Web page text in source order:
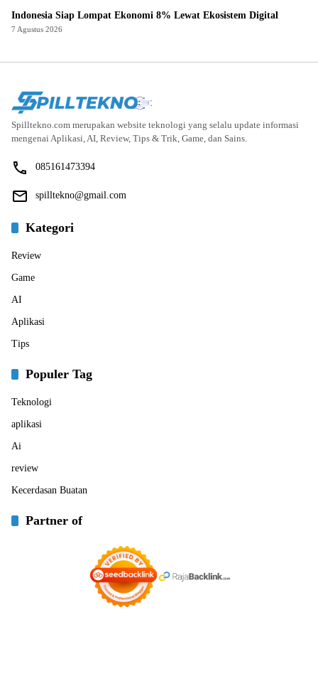
Indonesia Siap Lompat Ekonomi 8% Lewat Ekosistem Digital
7 Agustus 2026
Spilltekno.com merupakan website teknologi yang selalu update informasi
mengenai Aplikasi, AI, Review, Tips & Trik, Game, dan Sains.
085161473394
spilltekno@gmail.com
Kategori
Review
Game
AI
Aplikasi
Tips
Populer Tag
Teknologi
aplikasi
Ai
review
Kecerdasan Buatan
Partner of